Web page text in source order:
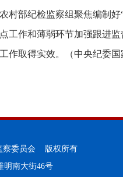
村部纪检监察组聚焦编制
工作和薄弱环节加强跟进
作取得实效。（中央纪委
察委员会 版权所有
明南大街46号